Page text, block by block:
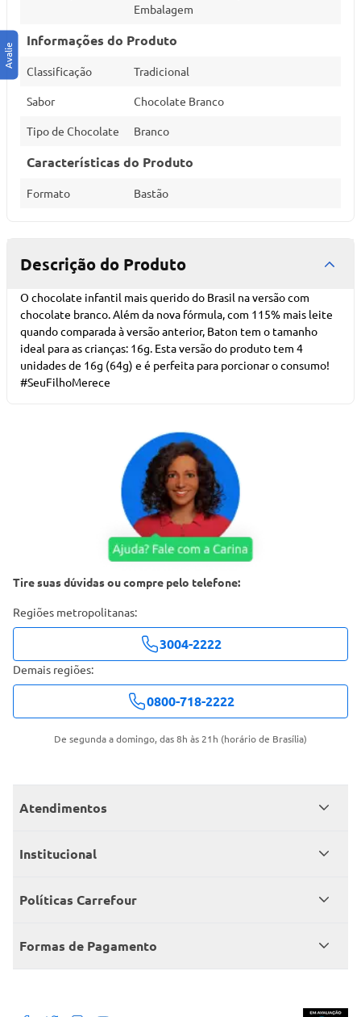
Embalagem
Informações do Produto
Classificação Tradicional
Sabor Chocolate Branco
Tipo de Chocolate Branco
Características do Produto
Formato Bastão
Descrição do Produto
O chocolate infantil mais querido do Brasil na versão com
chocolate branco. Além da nova fórmula, com 115% mais leite
quando comparada à versão anterior, Baton tem o tamanho
ideal para as crianças: 16g. Esta versão do produto tem 4
unidades de 16g (64g) e é perfeita para porcionar o consumo!
#SeuFilhoMerece
Tire suas dúvidas ou compre pelo telefone:
Regiões metropolitanas:
3004-2222
Demais regiões:
0800-718-2222
De segunda a domingo, das 8h às 21h (horário de Brasília)
Atendimentos
Meus pedidos
Consumidor.gov
Institucional
Grupo Carrefour Brasil
Produtos Carrefour
Políticas Carrefour
Políticas de entregas
Políticas de trocas e devoluções
Formas de Pagamento